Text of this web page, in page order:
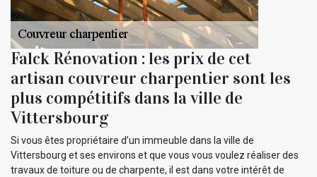
Falck Rénovation : les prix de cet
artisan couvreur charpentier sont les
plus compétitifs dans la ville de
Vittersbourg
Si vous êtes propriétaire d’un immeuble dans la ville de
Vittersbourg et ses environs et que vous vous voulez réaliser des
travaux de toiture ou de charpente, il est dans votre intérêt de